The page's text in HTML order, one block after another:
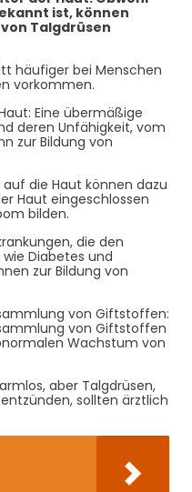
ist, können
Talgdrüsen
häufiger bei Menschen
vorkommen.
Eine übermäßige
deren Unfähigkeit, vom
zur Bildung von
die Haut können dazu
Haut eingeschlossen
bilden.
die den
Diabetes und
zur Bildung von
von Giftstoffen:
von Giftstoffen
Wachstum von
aber Talgdrüsen,
sollten ärztlich